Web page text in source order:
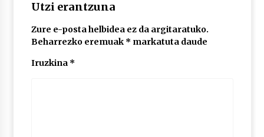
Utzi erantzuna
Zure e-posta helbidea ez da argitaratuko.
Beharrezko eremuak * markatuta daude
Iruzkina *